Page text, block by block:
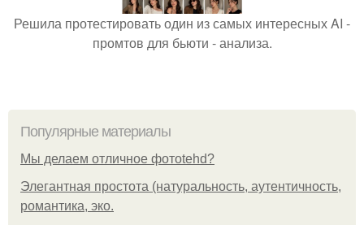
Решила протестировать один из самых интересных AI -
промтов для бьюти - анализа.
Популярные материалы
Мы делаем отличное фотоtehd?
Элегантная простота (натуральность, аутентичность,
романтика, эко.